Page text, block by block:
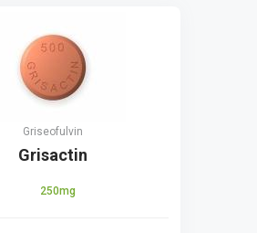
Griseofulvin
Grisactin
250mg